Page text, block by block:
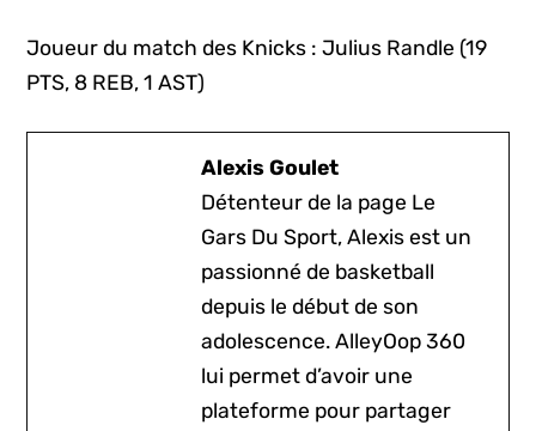
Joueur du match des Knicks : Julius Randle (19
PTS, 8 REB, 1 AST)
Alexis Goulet
Détenteur de la page Le
Gars Du Sport, Alexis est un
passionné de basketball
depuis le début de son
adolescence. AlleyOop 360
lui permet d’avoir une
plateforme pour partager